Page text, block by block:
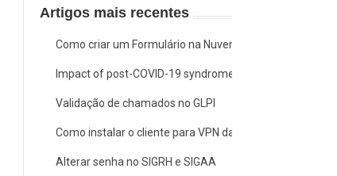
Artigos mais recentes
Como criar um Formulário na Nuvem
Impact of post-COVID-19 syndrome on quality of life
Validação de chamados no GLPI
Como instalar o cliente para VPN da Ufopa no Windows
Alterar senha no SIGRH e SIGAA